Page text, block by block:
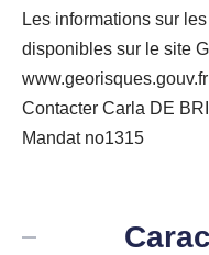
Les informations sur
disponibles sur le site
www.georisques.gouv.fr
Contacter Carla DE
Mandat no1315